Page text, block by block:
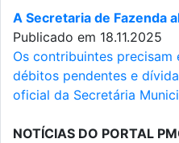
A Secretaria de Fazenda
Publicado em 18.11.2025
Os contribuintes
débitos pendentes e
oficial da Secretária
NOTÍCIAS DO PORTAL